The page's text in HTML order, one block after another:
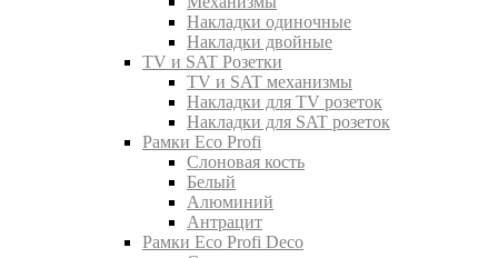
Накладки одиночные
Накладки двойные
TV и SAT Розетки
TV и SAT механизмы
Накладки для TV розеток
Накладки для SAT розеток
Рамки Eco Profi
Слоновая кость
Белый
Алюминий
Антрацит
Рамки Eco Profi Deco